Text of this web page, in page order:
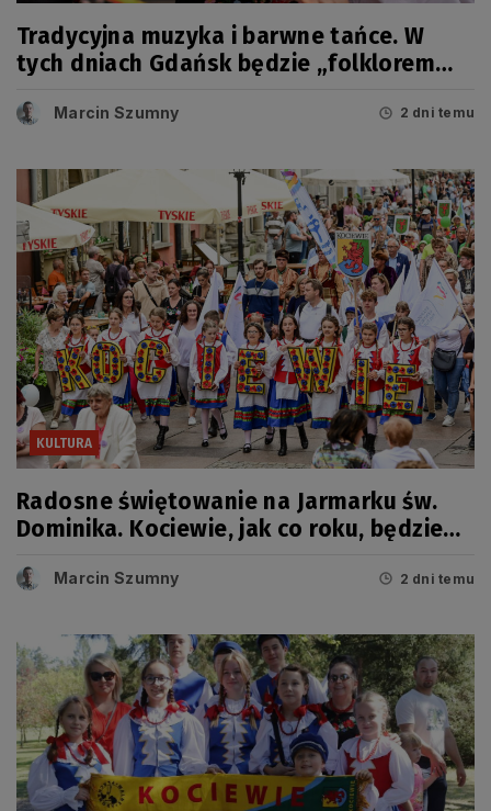
Tradycyjna muzyka i barwne tańce. W
tych dniach Gdańsk będzie „folklorem
Marcin Szumny 2 dni temu
KULTURA
Radosne świętowanie na Jarmarku św.
Dominika. Kociewie, jak co roku, będzie
Marcin Szumny 2 dni temu